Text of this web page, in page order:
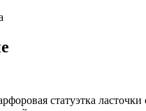
статуэтка ласточки